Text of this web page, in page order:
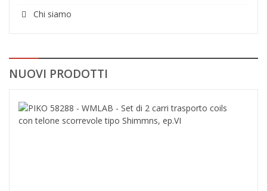
Chi siamo
NUOVI PRODOTTI